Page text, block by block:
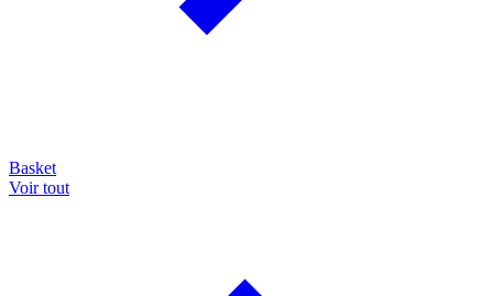
Basket
Voir tout